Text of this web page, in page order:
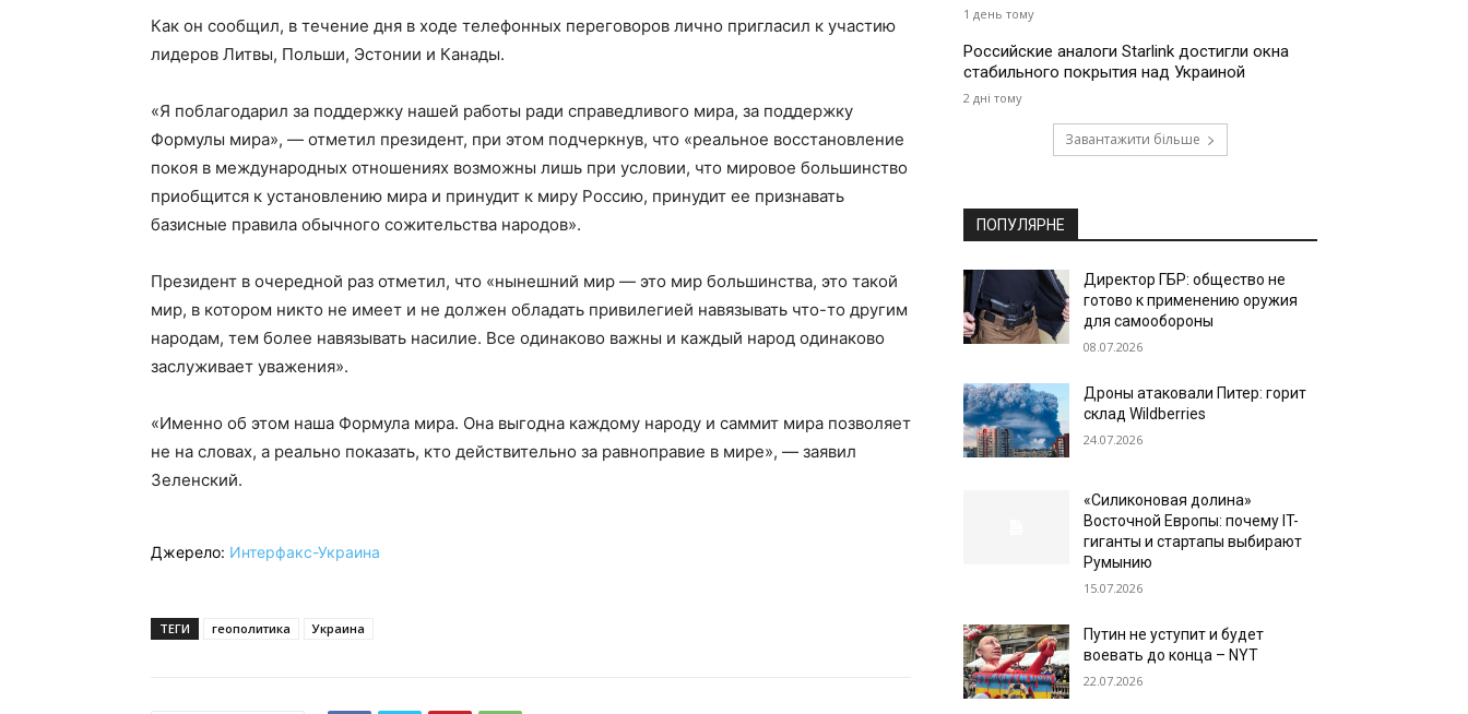
Как он сообщил, в течение дня в ходе телефонных переговоров лично пригласил к участию
лидеров Литвы, Польши, Эстонии и Канады.
«Я поблагодарил за поддержку нашей работы ради справедливого мира, за поддержку
Формулы мира», — отметил президент, при этом подчеркнув, что «реальное восстановление
покоя в международных отношениях возможны лишь при условии, что мировое большинство
приобщится к установлению мира и принудит к миру Россию, принудит ее признавать
базисные правила обычного сожительства народов».
Президент в очередной раз отметил, что «нынешний мир — это мир большинства, это такой
мир, в котором никто не имеет и не должен обладать привилегией навязывать что-то другим
народам, тем более навязывать насилие. Все одинаково важны и каждый народ одинаково
заслуживает уважения».
«Именно об этом наша Формула мира. Она выгодна каждому народу и саммит мира позволяет
не на словах, а реально показать, кто действительно за равноправие в мире», — заявил
Зеленский.
Джерело: Интерфакс-Украина
ТЕГИ геополитика Украина
1 день тому
Российские аналоги Starlink достигли окна
стабильного покрытия над Украиной
2 дні тому
Завантажити більше
ПОПУЛЯРНЕ
Директор ГБР: общество не
готово к применению оружия
для самообороны
08.07.2026
Дроны атаковали Питер: горит
склад Wildberries
24.07.2026
«Силиконовая долина»
Восточной Европы: почему IT-
гиганты и стартапы выбирают
Румынию
15.07.2026
Путин не уступит и будет
воевать до конца – NYT
22.07.2026